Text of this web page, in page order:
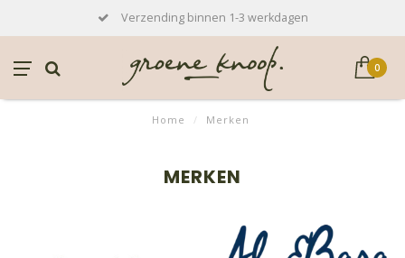
Verzending binnen 1-3 werkdagen
0
Home / Merken
MERKEN